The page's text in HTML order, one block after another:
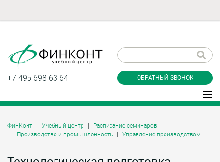
+7 495 698 63 64 ОБРАТНЫЙ ЗВОНОК
ФинКонт Учебный центр
Расписание семинаров
Производство и промышленность
Управление производством
звонок
Даю согласие на обработку персональных